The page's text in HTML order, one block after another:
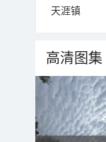
天涯镇
高清图集